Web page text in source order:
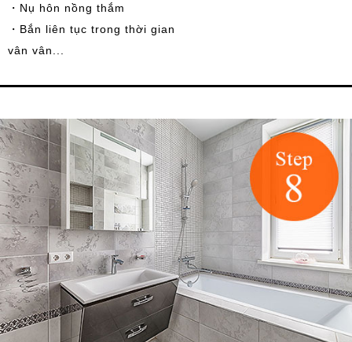
・Nụ hôn nồng thắm
・Bắn liên tục trong thời gian
vân vân...